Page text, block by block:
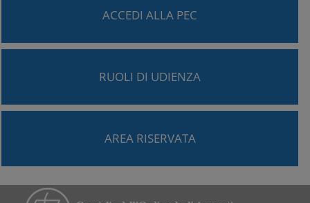
ACCEDI ALLA PEC
RUOLI DI UDIENZA
AREA RISERVATA